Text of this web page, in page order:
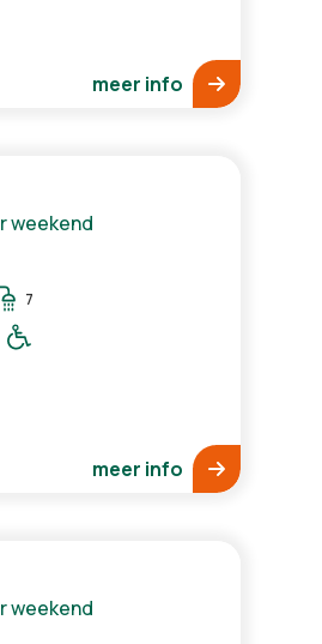
meer info
weekend
7
meer info
weekend